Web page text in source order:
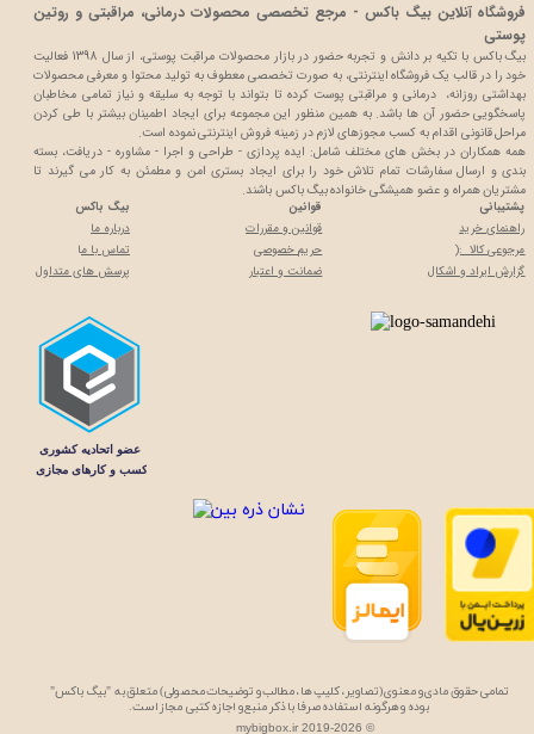
پشتیبانی
راهنمای خرید
مرجوعی کالا :(
گزارش ایراد و اشکال
قوانین
قوانین و مقررات
حریم خصوصی
ضمانت و اعتبار
تمامی حقوق مادی و معنوی (تصاویر، کلیپ ها، مطالب و توضیحات محصولی) متعلق به "بیگ باکس"
بوده و هرگونه استفاده صرفا با ذکر منبع و اجازه کتبی مجاز است.
بیگ باکس
درباره ما
تماس با ما
پرسش های متداول
فروشگاه آنلاین بیگ باکس - مرجع تخصصی محصولات درمانی، مراقبتی و روتین
پوستی
بیگ باکس با تکیه بر دانش و تجربه حضور در بازار محصولات مراقبت پوستی، از سال 1398 فعالیت
خود را در قالب یک فروشگاه اینترنتی، به صورت تخصصی معطوف به تولید محتوا و معرفی محصولات
بهداشتی روزانه، درمانی و مراقبتی پوست کرده تا بتواند با توجه به سلیقه و نیاز تمامی مخاطبان
پاسخگویی حضور آن ها باشد. به همین منظور این مجموعه برای ایجاد اطمینان بیشتر با طی کردن
مراحل قانونی اقدام به کسب مجوزهای لازم در زمینه فروش اینترنتی نموده است.
همه همکاران در بخش های مختلف شامل: ایده پردازی - طراحی و اجرا - مشاوره - دریافت، بسته
بندی و ارسال سفارشات تمام تلاش خود را برای ایجاد بستری امن و مطمئن به کار می گیرند تا
مشتریان همراه و عضو همیشگی خانواده بیگ باکس باشند.
mybigbox.ir 2019-2026 ©